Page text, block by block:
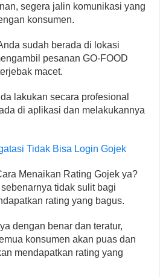
segera jalin komunikasi yang
konsumen.
sudah berada di lokasi
pesanan GO-FOOD
macet.
lakukan secara profesional
di aplikasi dan melakukannya
Tidak Bisa Login Gojek
Menaikan Rating Gojek ya?
tidak sulit bagi
rating yang bagus.
dengan benar dan teratur,
konsumen akan puas dan
mendapatkan rating yang